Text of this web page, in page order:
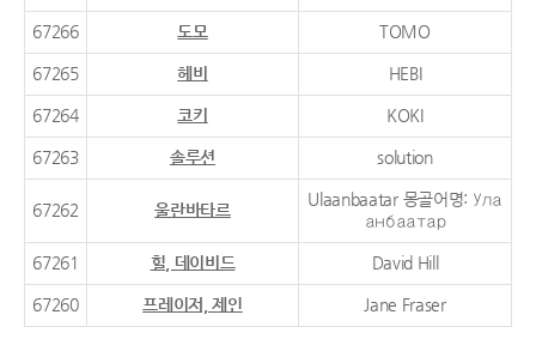
67266 도모 TOMO
67265 헤비 HEBI
67264 코키 KOKI
67263 솔루션 solution
67262 울란바타르
Ulaanbaatar 몽골어명: Ула
анбаатар
67261 힐, 데이비드 David Hill
67260 프레이저, 제인 Jane Fraser